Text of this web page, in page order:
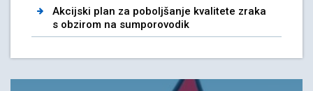
Akcijski plan za poboljšanje kvalitete zraka
s obzirom na sumporovodik